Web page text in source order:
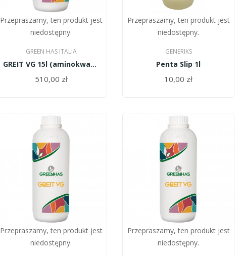
Przepraszamy, ten produkt jest
niedostępny.
GREEN HAS ITALIA
GREIT VG 15l (aminokwasy roślinne)
510,00 zł
Przepraszamy, ten produkt jest
niedostępny.
GENERIKS
Penta Slip 1l
10,00 zł
Przepraszamy, ten produkt jest
niedostępny.
Przepraszamy, ten produkt jest
niedostępny.